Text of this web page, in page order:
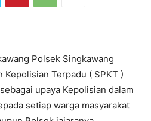
Polsek Singkawang
Kepolisian Terpadu ( SPKT )
upaya Kepolisian dalam
setiap warga masyarakat